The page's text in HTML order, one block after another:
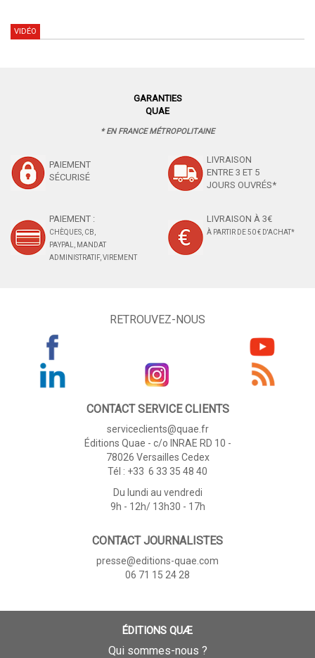
VIDÉO
GARANTIES
QUAE
* EN FRANCE MÉTROPOLITAINE
PAIEMENT
SÉCURISÉ
LIVRAISON
ENTRE 3 ET 5
JOURS OUVRÉS*
PAIEMENT :
CHÈQUES, CB,
PAYPAL, MANDAT
ADMINISTRATIF, VIREMENT
LIVRAISON À 3€
À PARTIR DE 50 € D'ACHAT*
RETROUVEZ-NOUS
CONTACT SERVICE CLIENTS
serviceclients@quae.fr
Éditions Quae - c/o INRAE RD 10 -
78026 Versailles Cedex
Tél : +33 6 33 35 48 40
Du lundi au vendredi
9h - 12h/ 13h30 - 17h
CONTACT JOURNALISTES
presse@editions-quae.com
06 71 15 24 28
ÉDITIONS QUÆ
Qui sommes-nous ?